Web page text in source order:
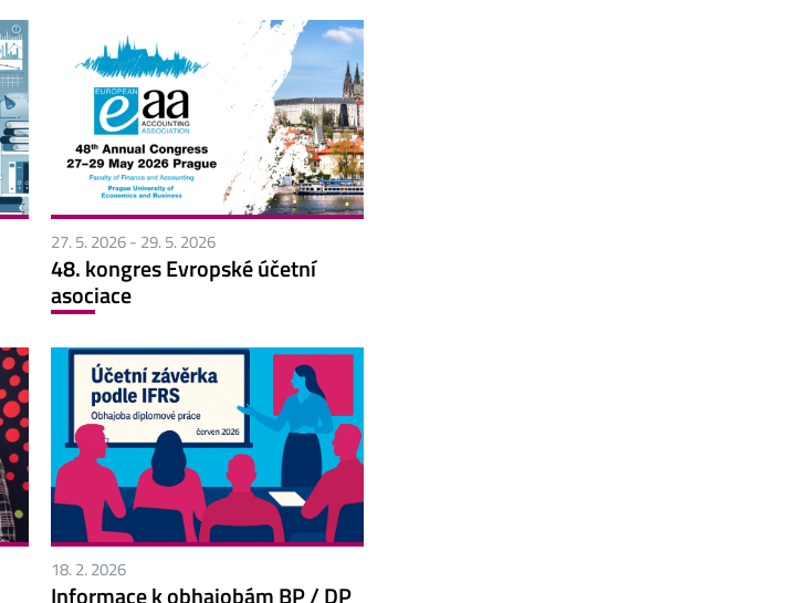
27. 5. 2026- 29. 5. 2026
48. kongres Evropské účetní
asociace
18. 2. 2026
Informace k obhajobám BP / DP